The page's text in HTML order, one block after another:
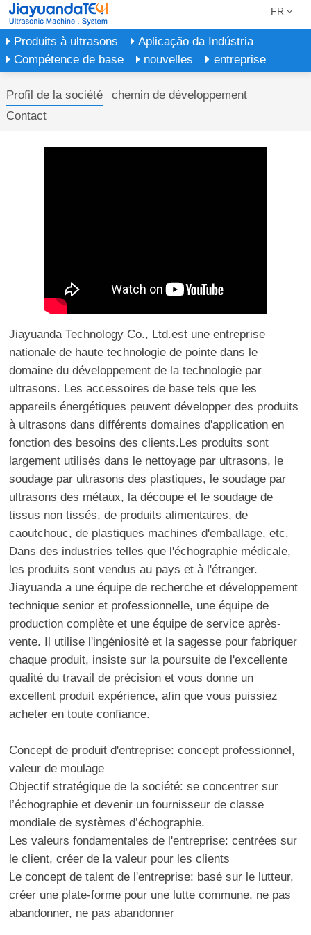
FR
Produits à ultrasons
Aplicação da Indústria
Compétence de base
nouvelles entreprise
Profil de la société
chemin de développement
Contact
Jiayuanda Technology Co., Ltd.est une entreprise
nationale de haute technologie de pointe dans le
domaine du développement de la technologie par
ultrasons. Les accessoires de base tels que les
appareils énergétiques peuvent développer des produits
à ultrasons dans différents domaines d'application en
fonction des besoins des clients.Les produits sont
largement utilisés dans le nettoyage par ultrasons, le
soudage par ultrasons des plastiques, le soudage par
ultrasons des métaux, la découpe et le soudage de
tissus non tissés, de produits alimentaires, de
caoutchouc, de plastiques machines d'emballage, etc.
Dans des industries telles que l'échographie médicale,
les produits sont vendus au pays et à l'étranger.
Jiayuanda a une équipe de recherche et développement
technique senior et professionnelle, une équipe de
production complète et une équipe de service après-
vente. Il utilise l'ingéniosité et la sagesse pour fabriquer
chaque produit, insiste sur la poursuite de l'excellente
qualité du travail de précision et vous donne un
excellent produit expérience, afin que vous puissiez
acheter en toute confiance.
Concept de produit d'entreprise: concept professionnel,
valeur de moulage
Objectif stratégique de la société: se concentrer sur
l’échographie et devenir un fournisseur de classe
mondiale de systèmes d’échographie.
Les valeurs fondamentales de l'entreprise: centrées sur
le client, créer de la valeur pour les clients
Le concept de talent de l'entreprise: basé sur le lutteur,
créer une plate-forme pour une lutte commune, ne pas
abandonner, ne pas abandonner